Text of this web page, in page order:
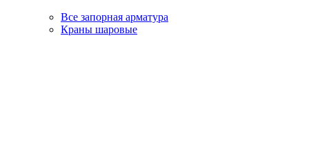
Все запорная арматура
Краны шаровые